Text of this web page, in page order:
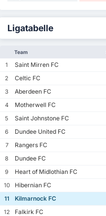
Ligatabelle
Team
1 Saint Mirren FC
2
Celtic FC
3
Aberdeen FC
4
Motherwell FC
5
Saint Johnstone FC
6
Dundee United FC
7
Rangers FC
8
Dundee FC
9
Heart of Midlothian FC
10
Hibernian FC
11
Kilmarnock FC
12
Falkirk FC